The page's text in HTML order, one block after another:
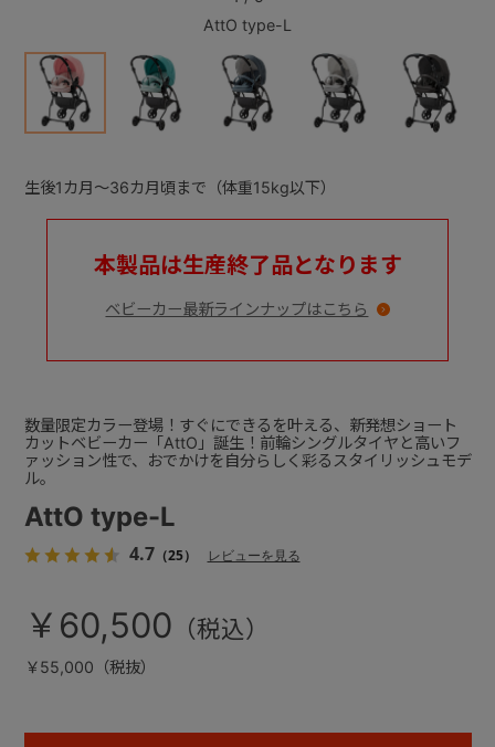
AttO type-L
AttO type-L
4.7（25） レビューを見る
数量限定カラー登場！すぐにできるを叶える、新発想ショート
カットベビーカー「AttO」誕生！前輪シングルタイヤと高いフ
ァッション性で、おでかけを自分らしく彩るスタイリッシュモデ
ル。
￥60,500
￥55,000（税抜）
生後1カ月～36カ月頃まで（体重15kg以下）
本製品は生産終了品となります
ベビーカー最新ラインナップはこちら